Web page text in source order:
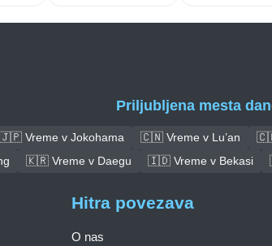
Priljubljena mesta
🇯🇵 Vreme v Jokohama 🇨🇳 Vreme v Lu’an
🇰🇷 Vreme v Daegu 🇮🇩 Vreme v Bekasi
Hitra povezava
O nas